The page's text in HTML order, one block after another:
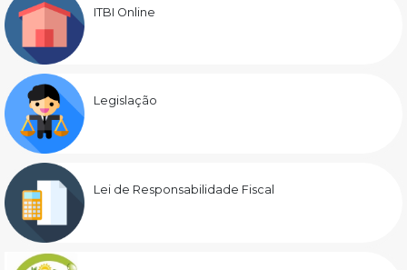
ITBI Online
Legislação
Lei de Responsabilidade Fiscal